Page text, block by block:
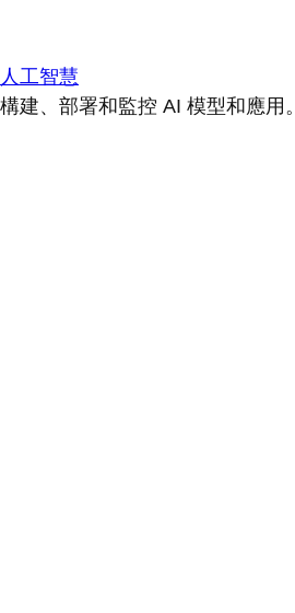
人工智慧
構建、部署和監控 AI 模型和應用。